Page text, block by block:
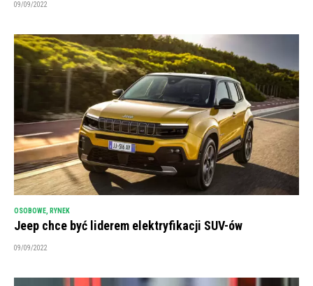
09/09/2022
OSOBOWE RYNEK
Jeep chce być liderem elektryfikacji SUV-ów
09/09/2022